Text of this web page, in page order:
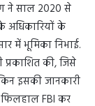
ने साल 2020 से
अधिकारियों के
में भूमिका निभाई.
प्रकाशित की, जिसे
इसकी जानकारी
फिलहाल FBI कर